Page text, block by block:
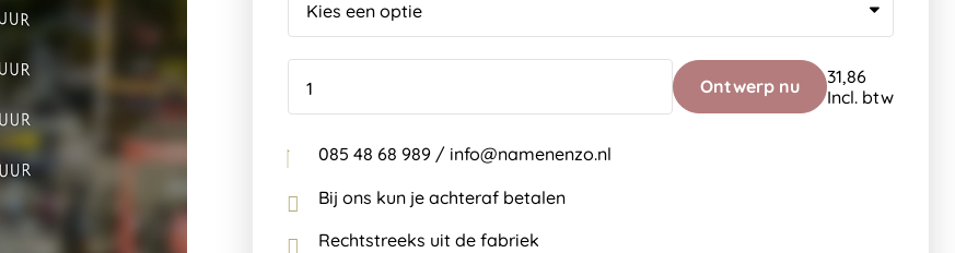
Ontwerp nu
31,86
Incl. btw
085 48 68 989 / info@namenenzo.nl
Bij ons kun je achteraf betalen
Rechtstreeks uit de fabriek